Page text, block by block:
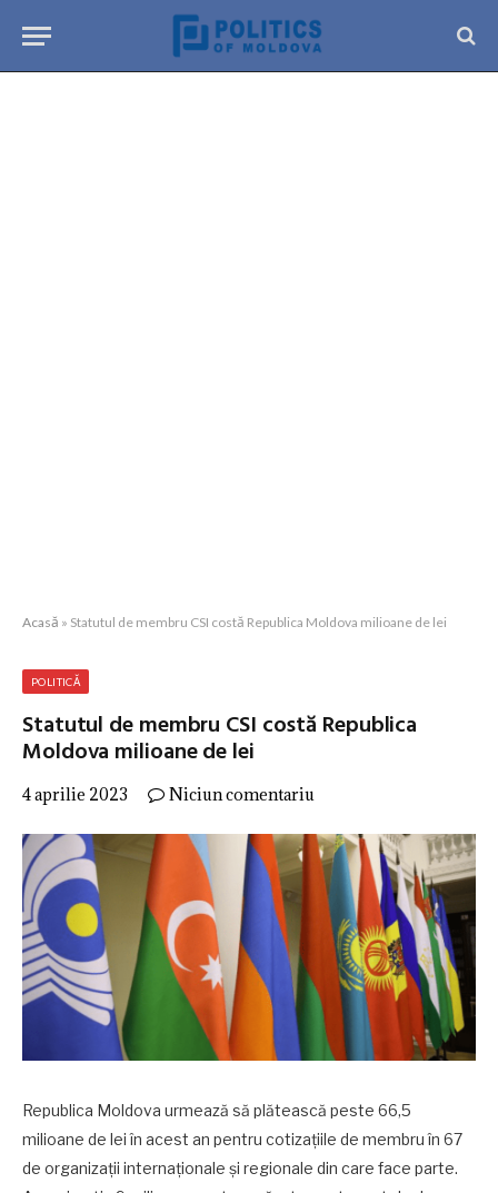
Acasă » Statutul de membru CSI costă Republica Moldova milioane de lei
POLITICĂ
Statutul de membru CSI costă Republica
Moldova milioane de lei
4 aprilie 2023 Niciun comentariu
Republica Moldova urmează să plătească peste 66,5
milioane de lei în acest an pentru cotizațiile de membru în 67
de organizații internaționale și regionale din care face parte.